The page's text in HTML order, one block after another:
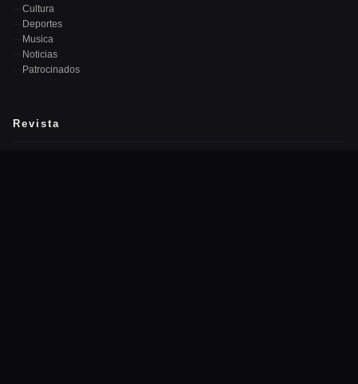
Cultura
Deportes
Musica
Noticias
Patrocinados
Revista